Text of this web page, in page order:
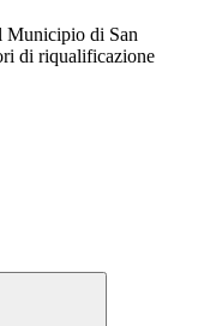
Municipio di San
di riqualificazione